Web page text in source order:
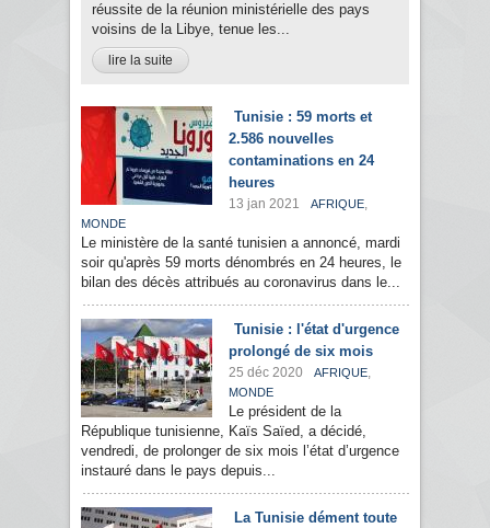
réussite de la réunion ministérielle des pays
voisins de la Libye, tenue les...
lire la suite
Tunisie : 59 morts et
2.586 nouvelles
contaminations en 24
heures
13 jan 2021 AFRIQUE,
MONDE
Le ministère de la santé tunisien a annoncé, mardi
soir qu'après 59 morts dénombrés en 24 heures, le
bilan des décès attribués au coronavirus dans le...
Tunisie : l'état d'urgence
prolongé de six mois
25 déc 2020 AFRIQUE,
MONDE
Le président de la
République tunisienne, Kaïs Saïed, a décidé,
vendredi, de prolonger de six mois l’état d’urgence
instauré dans le pays depuis...
La Tunisie dément toute